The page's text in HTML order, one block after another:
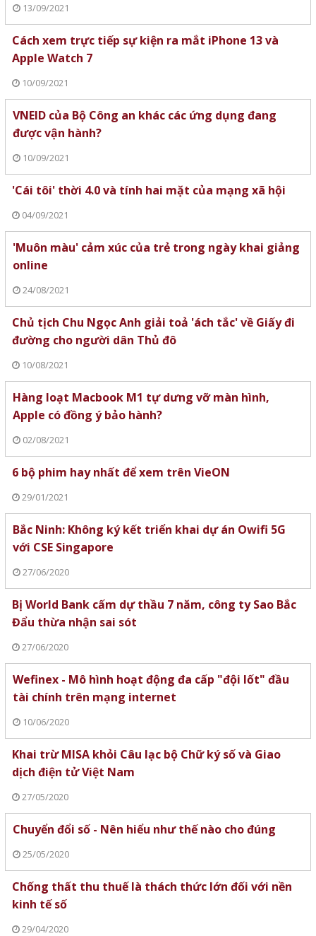
13/09/2021
Cách xem trực tiếp sự kiện ra mắt iPhone 13 và
Apple Watch 7
10/09/2021
VNEID của Bộ Công an khác các ứng dụng đang
được vận hành?
10/09/2021
'Cái tôi' thời 4.0 và tính hai mặt của mạng xã hội
04/09/2021
'Muôn màu' cảm xúc của trẻ trong ngày khai giảng
online
24/08/2021
Chủ tịch Chu Ngọc Anh giải toả 'ách tắc' về Giấy đi
đường cho người dân Thủ đô
10/08/2021
Hàng loạt Macbook M1 tự dưng vỡ màn hình,
Apple có đồng ý bảo hành?
02/08/2021
6 bộ phim hay nhất để xem trên VieON
29/01/2021
Bắc Ninh: Không ký kết triển khai dự án Owifi 5G
với CSE Singapore
27/06/2020
Bị World Bank cấm dự thầu 7 năm, công ty Sao Bắc
Đẩu thừa nhận sai sót
27/06/2020
Wefinex - Mô hình hoạt động đa cấp "đội lốt" đầu
tài chính trên mạng internet
10/06/2020
Khai trừ MISA khỏi Câu lạc bộ Chữ ký số và Giao
dịch điện tử Việt Nam
27/05/2020
Chuyển đổi số - Nên hiểu như thế nào cho đúng
25/05/2020
Chống thất thu thuế là thách thức lớn đối với nền
kinh tế số
29/04/2020